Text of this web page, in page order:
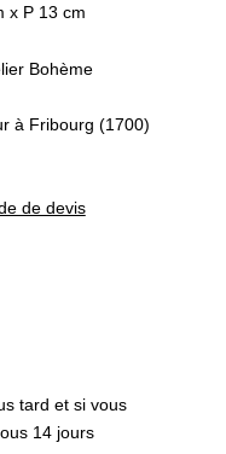
x P 13 cm
Bohème
à Fribourg (1700)
de devis
tard et si vous
14 jours